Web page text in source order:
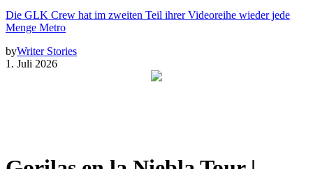
Die GLK Crew hat im zweiten Teil ihrer Videoreihe wieder jede
Menge Metro
byWriter Stories
1. Juli 2026